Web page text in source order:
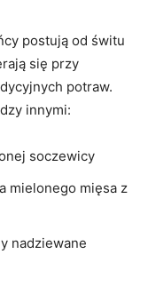
postują ⁤od świtu
się ⁣przy
potraw.⁣
innymi:
⁤soczewicy
mielonego mięsa ⁣z
nadziewane